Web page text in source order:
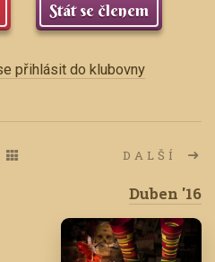
Stát se členem
přihlásit do klubovny
DALŠÍ
Duben '16